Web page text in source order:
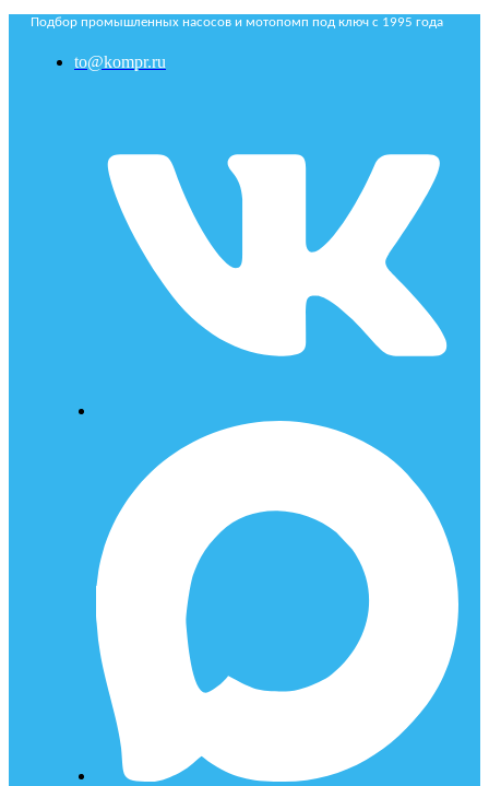
Подбор промышленных насосов и мотопомп под ключ с 1995 года
to@kompr.ru